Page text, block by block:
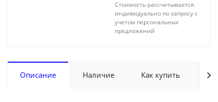
Стоимость рассчитывается
индивидуально по запросу с
учетом персональных
предложений
Описание Наличие Как купить